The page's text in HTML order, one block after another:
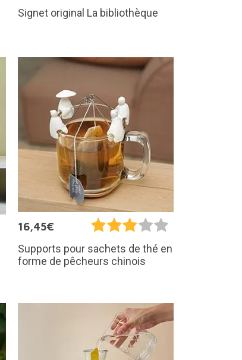
Signet original La bibliothèque
16,45€
Supports pour sachets de thé en
forme de pêcheurs chinois